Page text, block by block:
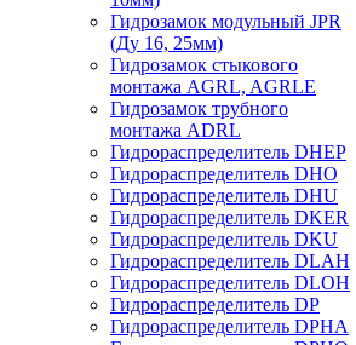
Гидрозамок модульный JPR
(Ду 16, 25мм)
Гидрозамок стыкового
монтажа AGRL, AGRLE
Гидрозамок трубного
монтажа ADRL
Гидрораспределитель DHEP
Гидрораспределитель DHO
Гидрораспределитель DHU
Гидрораспределитель DKER
Гидрораспределитель DKU
Гидрораспределитель DLAH
Гидрораспределитель DLOH
Гидрораспределитель DP
Гидрораспределитель DPHA